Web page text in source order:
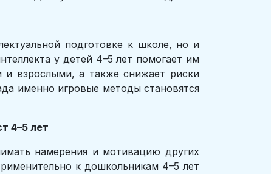
подготовке к школе, но и
у детей 4–5 лет помогает им
и взрослыми, а также снижает риски
именно игровые методы становятся
4–5 лет
намерения и мотивацию других
к дошкольникам 4–5 лет